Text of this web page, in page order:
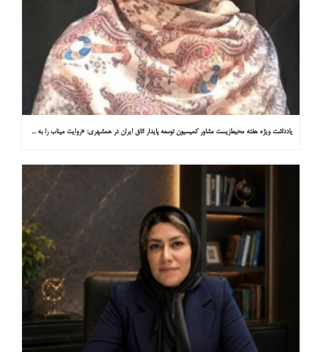
یادداشت ویژه هفته محیط‌زیست مشاور کمیسیون توسعه پایدار اتاق ایران در همشهری: «روایت میناب را به کاپ ۳۱ ببریم»